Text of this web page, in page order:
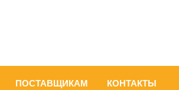
ПОСТАВЩИКАМ КОНТАКТЫ